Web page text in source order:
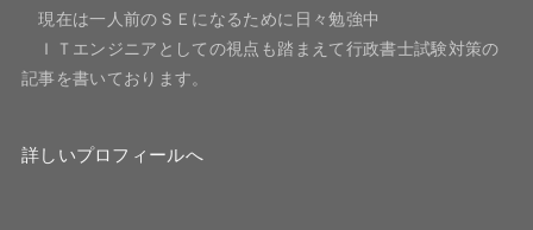
現在は一人前のＳＥになるために日々勉強中
ＩＴエンジニアとしての視点も踏まえて行政書士試験対策の
記事を書いております。
詳しいプロフィールへ